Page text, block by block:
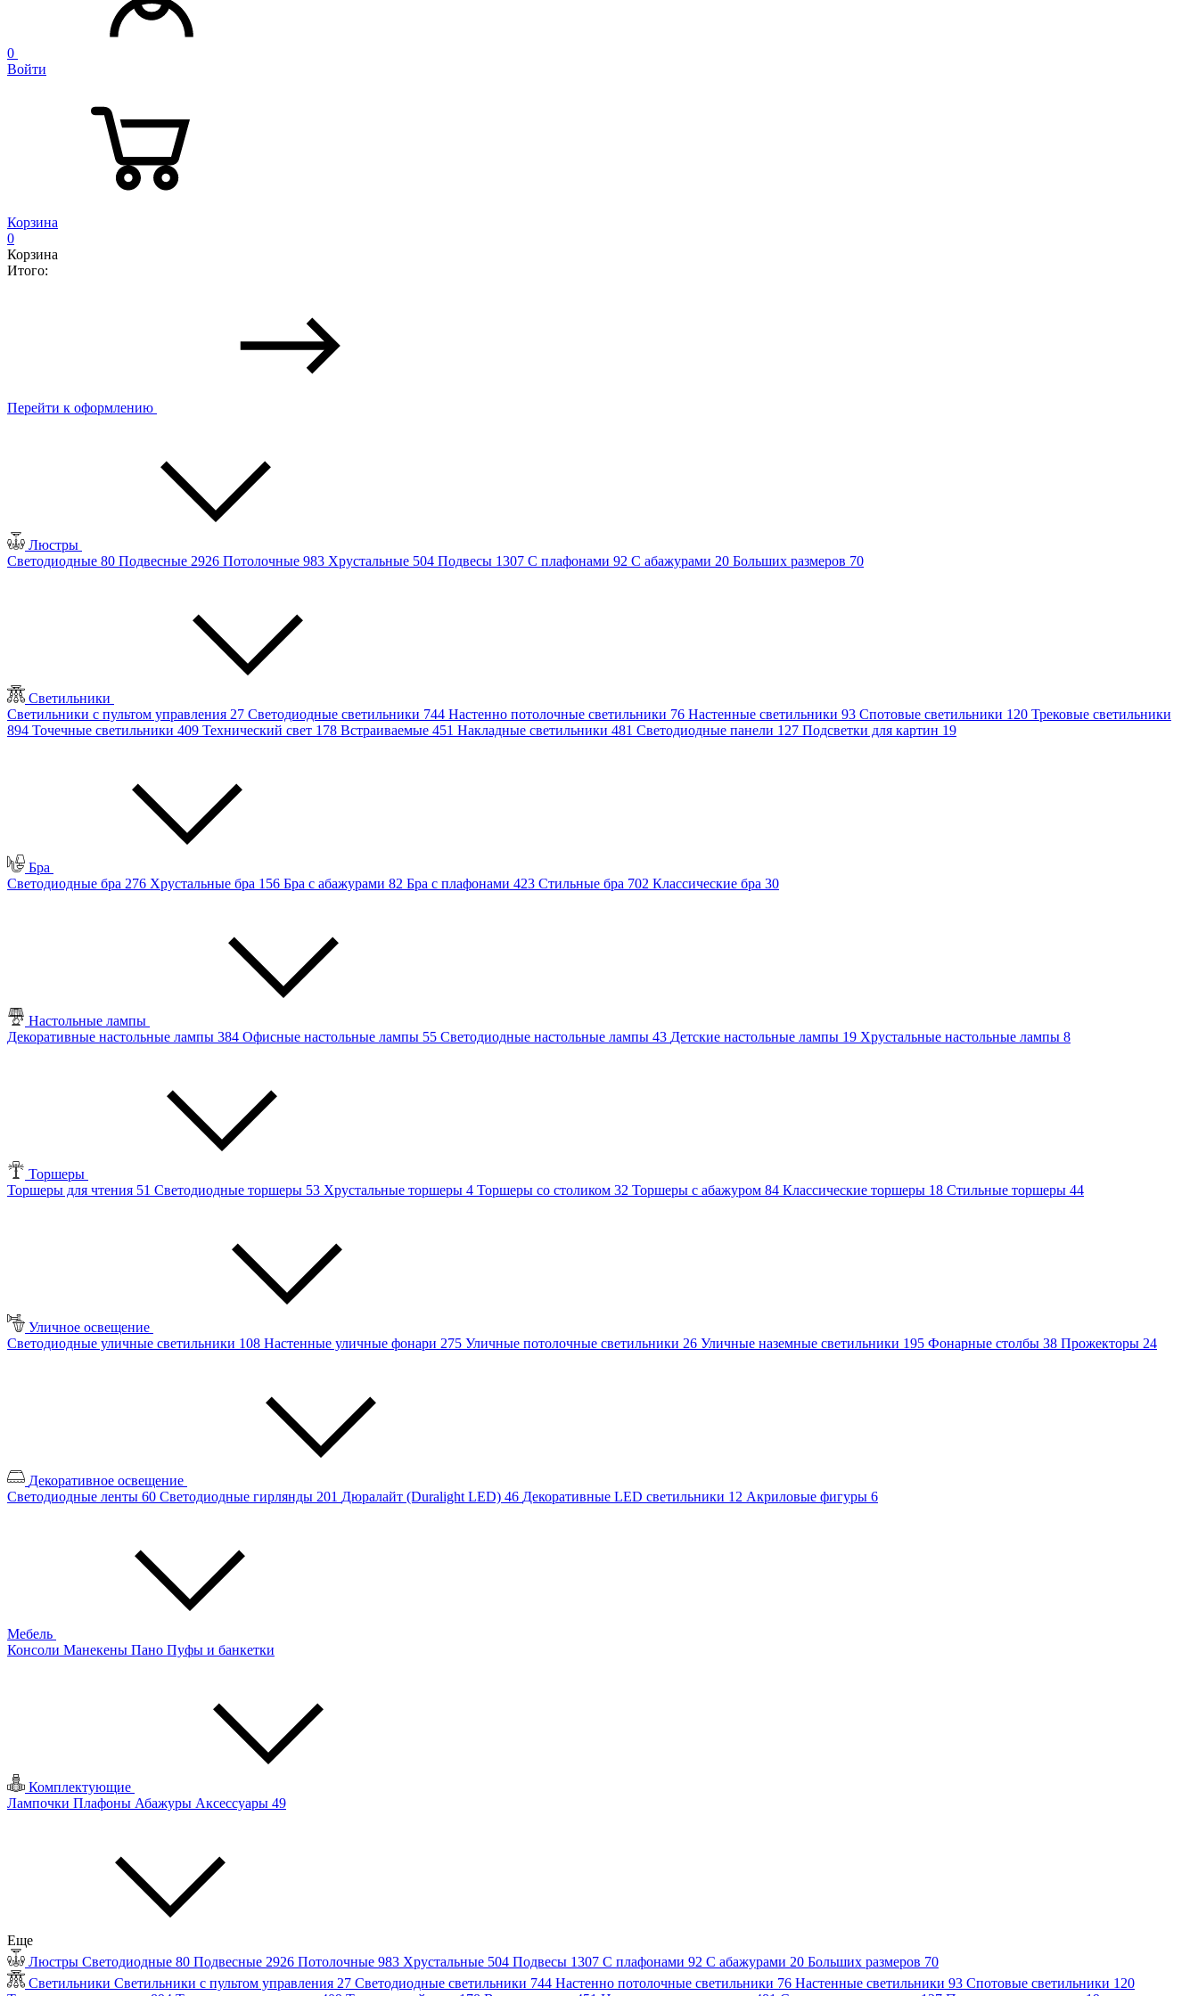
0
Войти
Корзина
0
Корзина
Итого:
Перейти к оформлению
Люстры
Светодиодные 80 Подвесные 2926 Потолочные 983 Хрустальные 504 Подвесы 1307 С плафонами 92 С абажурами 20 Больших размеров 70
Светильники
Светильники с пультом управления 27 Светодиодные светильники 744 Настенно потолочные светильники 76 Настенные светильники 93 Спотовые светильники 120 Трековые светильники
894 Точечные светильники 409 Технический свет 178 Встраиваемые 451 Накладные светильники 481 Светодиодные панели 127 Подсветки для картин 19
Бра
Светодиодные бра 276 Хрустальные бра 156 Бра с абажурами 82 Бра с плафонами 423 Стильные бра 702 Классические бра 30
Настольные лампы
Декоративные настольные лампы 384 Офисные настольные лампы 55 Светодиодные настольные лампы 43 Детские настольные лампы 19 Хрустальные настольные лампы 8
Торшеры
Торшеры для чтения 51 Светодиодные торшеры 53 Хрустальные торшеры 4 Торшеры со столиком 32 Торшеры с абажуром 84 Классические торшеры 18 Стильные торшеры 44
Уличное освещение
Светодиодные уличные светильники 108 Настенные уличные фонари 275 Уличные потолочные светильники 26 Уличные наземные светильники 195 Фонарные столбы 38 Прожекторы 24
Декоративное освещение
Светодиодные ленты 60 Светодиодные гирлянды 201 Дюралайт (Duralight LED) 46 Декоративные LED светильники 12 Акриловые фигуры 6
Мебель
Консоли Манекены Пано Пуфы и банкетки
Комплектующие
Лампочки Плафоны Абажуры Аксессуары 49
Еще
Люстры Светодиодные 80 Подвесные 2926 Потолочные 983 Хрустальные 504 Подвесы 1307 С плафонами 92 С абажурами 20 Больших размеров 70
Светильники Светильники с пультом управления 27 Светодиодные светильники 744 Настенно потолочные светильники 76 Настенные светильники 93 Спотовые светильники 120